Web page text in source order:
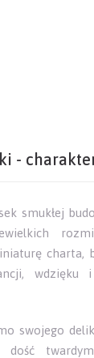
-
smukłej
charta,
wdzięku
swojego